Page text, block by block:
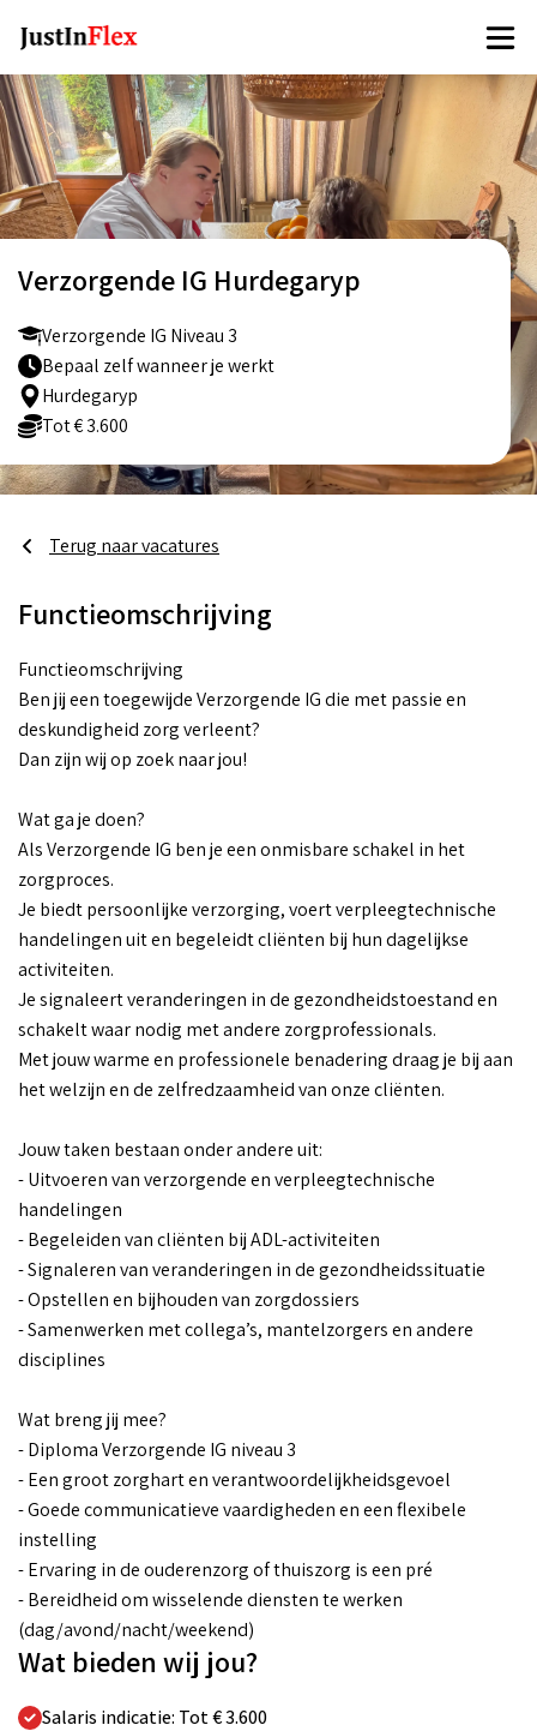
Verzorgende IG Hurdegaryp
Verzorgende IG Niveau 3
Bepaal zelf wanneer je werkt
Hurdegaryp
Tot € 3.600
Terug naar vacatures
Functieomschrijving
Functieomschrijving
Ben jij een toegewijde Verzorgende IG die met passie en
deskundigheid zorg verleent?
Dan zijn wij op zoek naar jou!
Wat ga je doen?
Als Verzorgende IG ben je een onmisbare schakel in het
zorgproces.
Je biedt persoonlijke verzorging, voert verpleegtechnische
handelingen uit en begeleidt cliënten bij hun dagelijkse
activiteiten.
Je signaleert veranderingen in de gezondheidstoestand en
schakelt waar nodig met andere zorgprofessionals.
Met jouw warme en professionele benadering draag je bij aan
het welzijn en de zelfredzaamheid van onze cliënten.
Jouw taken bestaan onder andere uit:
- Uitvoeren van verzorgende en verpleegtechnische
handelingen
- Begeleiden van cliënten bij ADL-activiteiten
- Signaleren van veranderingen in de gezondheidssituatie
- Opstellen en bijhouden van zorgdossiers
- Samenwerken met collega’s, mantelzorgers en andere
disciplines
Wat breng jij mee?
- Diploma Verzorgende IG niveau 3
- Een groot zorghart en verantwoordelijkheidsgevoel
- Goede communicatieve vaardigheden en een flexibele
instelling
- Ervaring in de ouderenzorg of thuiszorg is een pré
- Bereidheid om wisselende diensten te werken
(dag/avond/nacht/weekend)
Wat bieden wij jou?
Salaris indicatie: Tot € 3.600